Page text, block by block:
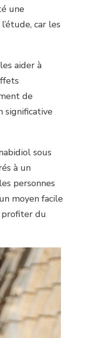
une
car les
aider à
de
significative
sous
à un
personnes
moyen facile
profiter du